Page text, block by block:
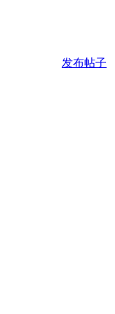
发布帖子